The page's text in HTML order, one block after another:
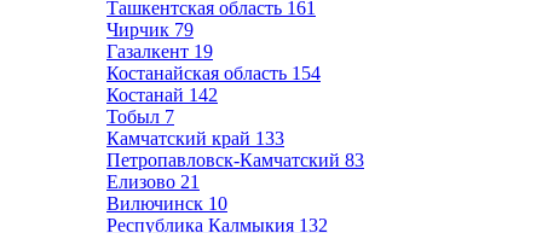
Ташкентская область 161
Чирчик 79
Газалкент 19
Костанайская область 154
Костанай 142
Тобыл 7
Камчатский край 133
Петропавловск-Камчатский 83
Елизово 21
Вилючинск 10
Республика Калмыкия 132